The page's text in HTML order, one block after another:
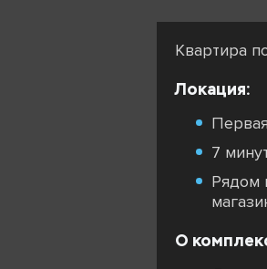
Квартира
Локация:
7
Рядом
О